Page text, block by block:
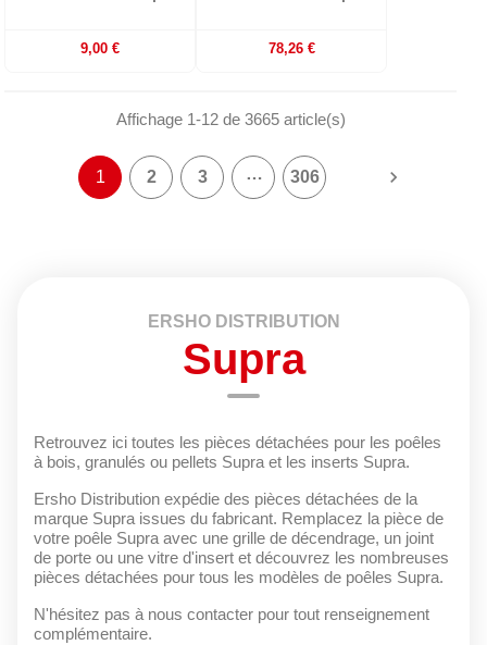
9,00 € 78,26 €
Affichage 1-12 de 3665 article(s)
1 2 3 … 306 
ERSHO DISTRIBUTION
Supra
Retrouvez ici toutes les pièces détachées pour les poêles
à bois, granulés ou pellets Supra et les inserts Supra.
Ersho Distribution expédie des pièces détachées de la
marque Supra issues du fabricant. Remplacez la pièce de
votre poêle Supra avec une grille de décendrage, un joint
de porte ou une vitre d'insert et découvrez les nombreuses
pièces détachées pour tous les modèles de poêles Supra.
N'hésitez pas à nous contacter pour tout renseignement
complémentaire.